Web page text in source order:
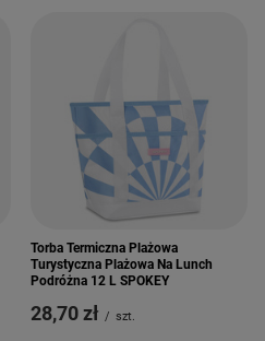
Torba Termiczna Plażowa
Turystyczna Plażowa Na Lunch
Podróżna 12 L SPOKEY
28,70 zł / szt.